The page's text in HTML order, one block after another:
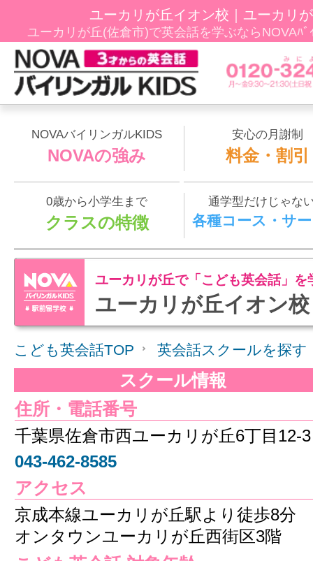
ユーカリが丘イオン校｜ユーカリ
ユーカリが丘(佐倉市)で英会話を学ぶならNOVAﾊ
NOVAバイリンガルKIDS
NOVAの強み
安心の月謝制
料金・割引
0歳から小学生まで
クラスの特徴
通学型だけじゃな
各種コース・サ
ユーカリが丘イオン校
ユーカリが丘で「こども英会話」を
こども英会話TOP 英会話スクールを探す
スクール情報
住所・電話番号
千葉県佐倉市西ユーカリが丘6丁目12-3
043-462-8585
アクセス
京成本線ユーカリが丘駅より徒歩8分
オンタウンユーカリが丘西街区3階